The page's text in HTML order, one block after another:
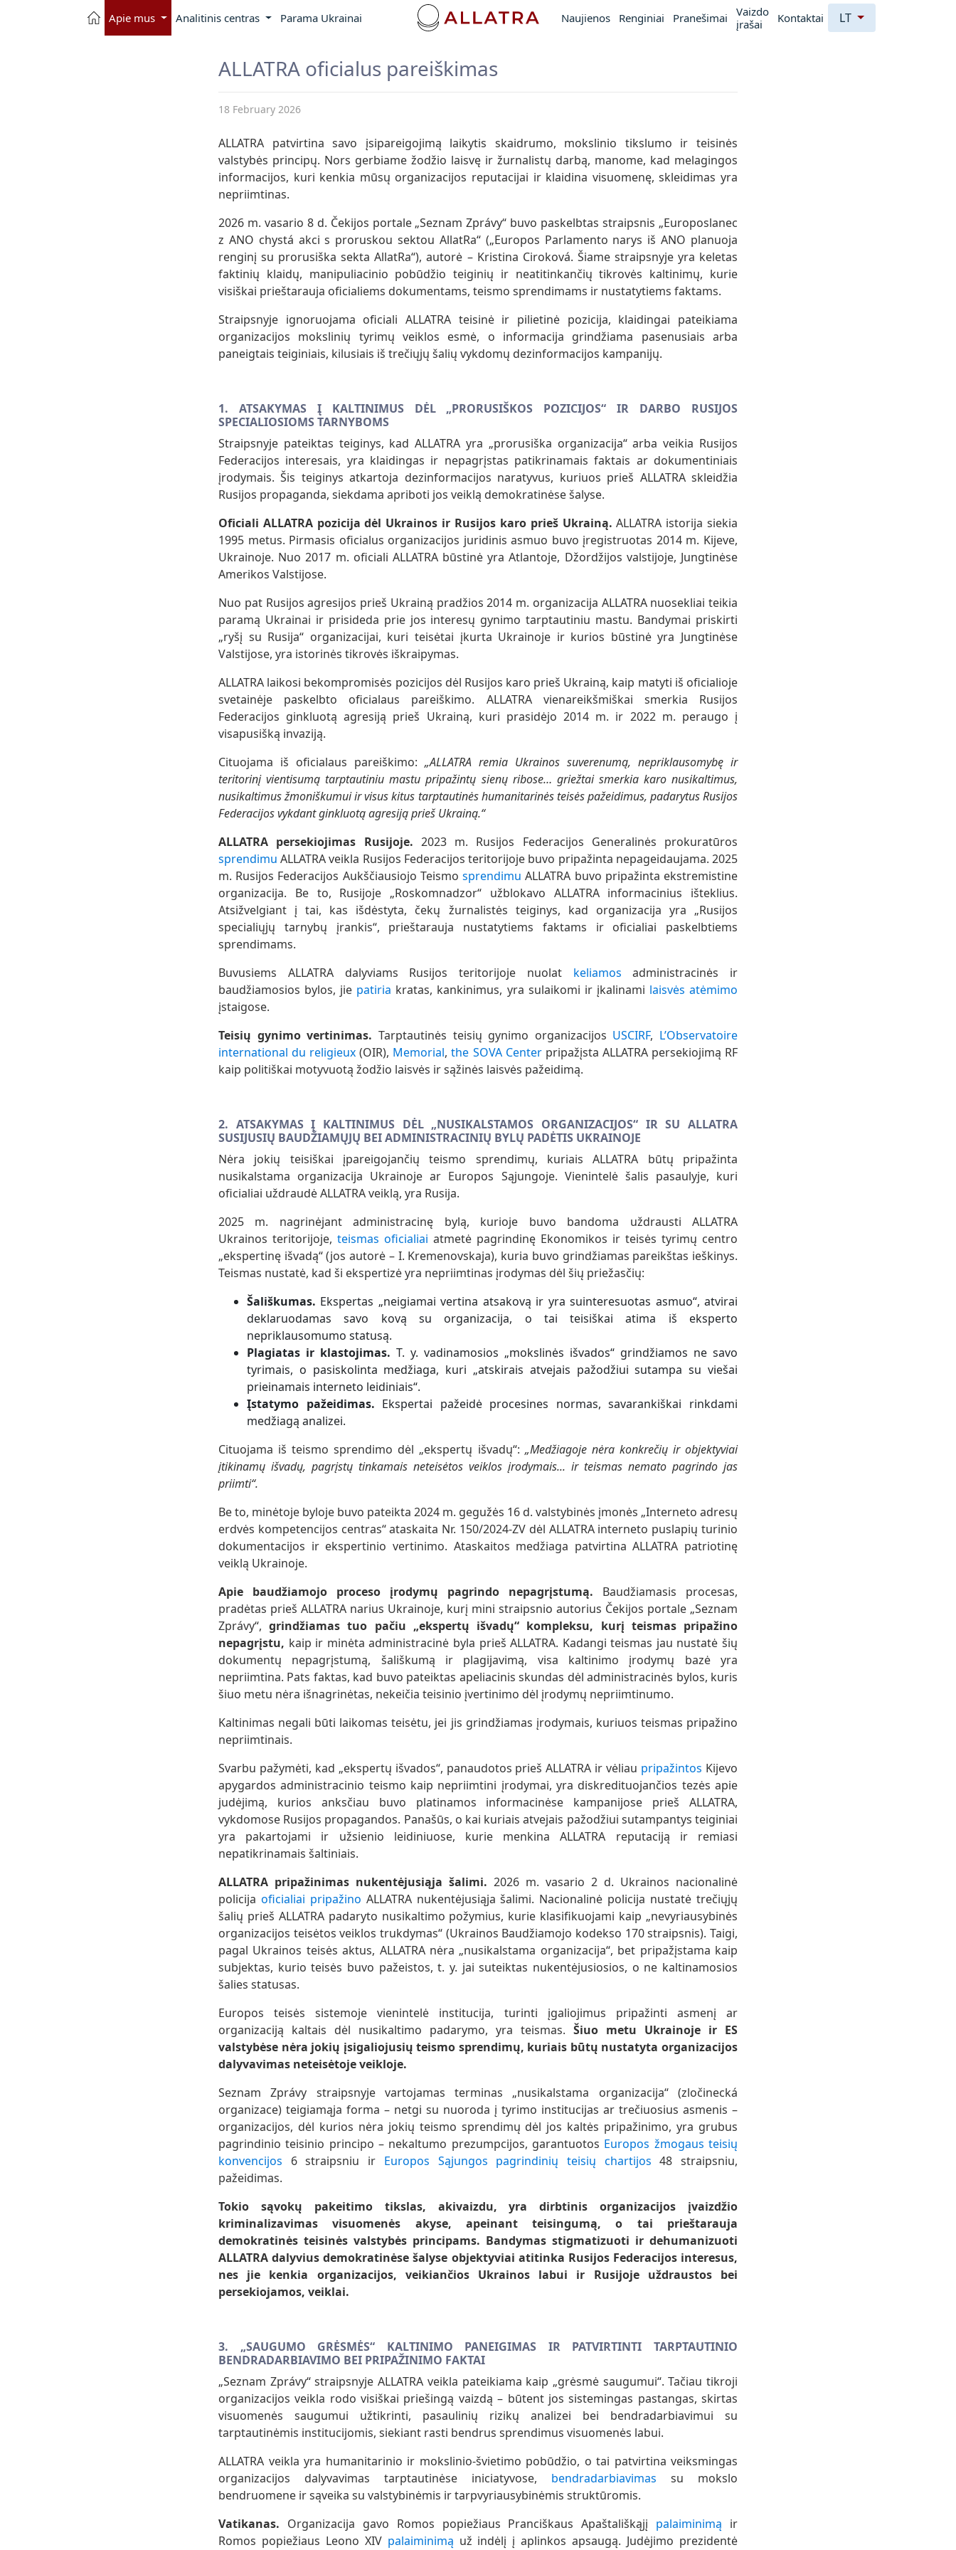
Apie mus Analitinis centras Parama Ukrainai Naujienos Renginiai Pranešimai
Vaizdo
įrašai
Kontaktai LT
ALLATRA oficialus pareiškimas
18 February 2026
ALLATRA patvirtina savo įsipareigojimą laikytis skaidrumo, mokslinio tikslumo ir teisinės
valstybės principų. Nors gerbiame žodžio laisvę ir žurnalistų darbą, manome, kad melagingos
informacijos, kuri kenkia mūsų organizacijos reputacijai ir klaidina visuomenę, skleidimas yra
nepriimtinas.
2026 m. vasario 8 d. Čekijos portale „Seznam Zprávy“ buvo paskelbtas straipsnis „Europoslanec
z ANO chystá akci s proruskou sektou AllatRa“ („Europos Parlamento narys iš ANO planuoja
renginį su prorusiška sekta AllatRa“), autorė – Kristina Ciroková. Šiame straipsnyje yra keletas
faktinių klaidų, manipuliacinio pobūdžio teiginių ir neatitinkančių tikrovės kaltinimų, kurie
visiškai prieštarauja oficialiems dokumentams, teismo sprendimams ir nustatytiems faktams.
Straipsnyje ignoruojama oficiali ALLATRA teisinė ir pilietinė pozicija, klaidingai pateikiama
organizacijos mokslinių tyrimų veiklos esmė, o informacija grindžiama pasenusiais arba
paneigtais teiginiais, kilusiais iš trečiųjų šalių vykdomų dezinformacijos kampanijų.
1. ATSAKYMAS Į KALTINIMUS DĖL „PRORUSIŠKOS POZICIJOS“ IR DARBO RUSIJOS
SPECIALIOSIOMS TARNYBOMS
Straipsnyje pateiktas teiginys, kad ALLATRA yra „prorusiška organizacija“ arba veikia Rusijos
Federacijos interesais, yra klaidingas ir nepagrįstas patikrinamais faktais ar dokumentiniais
įrodymais. Šis teiginys atkartoja dezinformacijos naratyvus, kuriuos prieš ALLATRA skleidžia
Rusijos propaganda, siekdama apriboti jos veiklą demokratinėse šalyse.
Oficiali ALLATRA pozicija dėl Ukrainos ir Rusijos karo prieš Ukrainą.ALLATRA istorija siekia
1995 metus. Pirmasis oficialus organizacijos juridinis asmuo buvo įregistruotas 2014 m. Kijeve,
Ukrainoje. Nuo 2017 m. oficiali ALLATRA būstinė yra Atlantoje, Džordžijos valstijoje, Jungtinėse
Amerikos Valstijose.
Nuo pat Rusijos agresijos prieš Ukrainą pradžios 2014 m. organizacija ALLATRA nuosekliai teikia
paramą Ukrainai ir prisideda prie jos interesų gynimo tarptautiniu mastu. Bandymai priskirti
„ryšį su Rusija“ organizacijai, kuri teisėtai įkurta Ukrainoje ir kurios būstinė yra Jungtinėse
Valstijose, yra istorinės tikrovės iškraipymas.
ALLATRA laikosi bekompromisės pozicijos dėl Rusijos karo prieš Ukrainą, kaip matyti iš oficialioje
svetainėje paskelbto oficialaus pareiškimo. ALLATRA vienareikšmiškai smerkia Rusijos
Federacijos ginkluotą agresiją prieš Ukrainą, kuri prasidėjo 2014 m. ir 2022 m. peraugo į
visapusišką invaziją.
Cituojama iš oficialaus pareiškimo: „ALLATRA remia Ukrainos suverenumą, nepriklausomybę ir
teritorinį vientisumą tarptautiniu mastu pripažintų sienų ribose… griežtai smerkia karo nusikaltimus,
nusikaltimus žmoniškumui ir visus kitus tarptautinės humanitarinės teisės pažeidimus, padarytus Rusijos
Federacijos vykdant ginkluotą agresiją prieš Ukrainą.“
ALLATRA persekiojimas Rusijoje. 2023 m. Rusijos Federacijos Generalinės prokuratūros
sprendimu ALLATRA veikla Rusijos Federacijos teritorijoje buvo pripažinta nepageidaujama. 2025
m. Rusijos Federacijos Aukščiausiojo Teismosprendimu ALLATRA buvo pripažinta ekstremistine
organizacija. Be to, Rusijoje „Roskomnadzor“ užblokavo ALLATRA informacinius išteklius.
Atsižvelgiant į tai, kas išdėstyta, čekų žurnalistės teiginys, kad organizacija yra „Rusijos
specialiųjų tarnybų įrankis“, prieštarauja nustatytiems faktams ir oficialiai paskelbtiems
sprendimams.
Buvusiems ALLATRA dalyviams Rusijos teritorijoje nuolatkeliamos administracinės ir
baudžiamosios bylos, jie patiria kratas, kankinimus, yra sulaikomi ir įkalinami laisvės atėmimo
įstaigose.
Teisių gynimo vertinimas. Tarptautinės teisių gynimo organizacijos USCIRF, L’Observatoire
international du religieux (OIR), Memorial, the SOVA Centerpripažįsta ALLATRA persekiojimą RF
kaip politiškai motyvuotą žodžio laisvės ir sąžinės laisvės pažeidimą.
2. ATSAKYMAS Į KALTINIMUS DĖL „NUSIKALSTAMOS ORGANIZACIJOS“ IR SU ALLATRA
SUSIJUSIŲ BAUDŽIAMŲJŲ BEI ADMINISTRACINIŲ BYLŲ PADĖTIS UKRAINOJE
Nėra jokių teisiškai įpareigojančių teismo sprendimų, kuriais ALLATRA būtų pripažinta
nusikalstama organizacija Ukrainoje ar Europos Sąjungoje. Vienintelė šalis pasaulyje, kuri
oficialiai uždraudė ALLATRA veiklą, yra Rusija.
2025 m. nagrinėjant administracinę bylą, kurioje buvo bandoma uždrausti ALLATRA
Ukrainos teritorijoje, teismas oficialiai atmetė pagrindinę Ekonomikos ir teisės tyrimų centro
„ekspertinę išvadą“ (jos autorė – I. Kremenovskaja), kuria buvo grindžiamas pareikštas ieškinys.
Teismas nustatė, kad ši ekspertizė yra nepriimtinas įrodymas dėl šių priežasčių:
Šališkumas. Ekspertas „neigiamai vertina atsakovą ir yra suinteresuotas asmuo“, atvirai
deklaruodamas savo kovą su organizacija, o tai teisiškai atima iš eksperto
nepriklausomumo statusą.
Plagiatas ir klastojimas. T. y. vadinamosios „mokslinės išvados“ grindžiamos ne savo
tyrimais, o pasiskolinta medžiaga, kuri „atskirais atvejais pažodžiui sutampa su viešai
prieinamais interneto leidiniais“.
Įstatymo pažeidimas. Ekspertai pažeidė procesines normas, savarankiškai rinkdami
medžiagą analizei.
Cituojama iš teismo sprendimo dėl „ekspertų išvadų“: „Medžiagoje nėra konkrečių ir objektyviai
įtikinamų išvadų, pagrįstų tinkamais neteisėtos veiklos įrodymais... ir teismas nemato pagrindo jas
priimti“.
Be to, minėtoje byloje buvo pateikta 2024 m. gegužės 16 d. valstybinės įmonės „Interneto adresų
erdvės kompetencijos centras“ ataskaita Nr. 150/2024-ZV dėl ALLATRA interneto puslapių turinio
dokumentacijos ir ekspertinio vertinimo. Ataskaitos medžiaga patvirtina ALLATRA patriotinę
veiklą Ukrainoje.
Apie baudžiamojo proceso įrodymų pagrindo nepagrįstumą. Baudžiamasis procesas,
pradėtas prieš ALLATRA narius Ukrainoje, kurį mini straipsnio autorius Čekijos portale „Seznam
Zprávy“, grindžiamas tuo pačiu „ekspertų išvadų“ kompleksu, kurį teismas pripažino
nepagrįstu, kaip ir minėta administracinė byla prieš ALLATRA. Kadangi teismas jau nustatė šių
dokumentų nepagrįstumą, šališkumą ir plagijavimą, visa kaltinimo įrodymų bazė yra
nepriimtina. Pats faktas, kad buvo pateiktas apeliacinis skundas dėl administracinės bylos, kuris
šiuo metu nėra išnagrinėtas, nekeičia teisinio įvertinimo dėl įrodymų nepriimtinumo.
Kaltinimas negali būti laikomas teisėtu, jei jis grindžiamas įrodymais, kuriuos teismas pripažino
nepriimtinais.
Svarbu pažymėti, kad „ekspertų išvados“, panaudotos prieš ALLATRA ir vėliau pripažintos Kijevo
apygardos administracinio teismo kaip nepriimtini įrodymai, yra diskredituojančios tezės apie
judėjimą, kurios anksčiau buvo platinamos informacinėse kampanijose prieš ALLATRA,
vykdomose Rusijos propagandos. Panašūs, o kai kuriais atvejais pažodžiui sutampantys teiginiai
yra pakartojami ir užsienio leidiniuose, kurie menkina ALLATRA reputaciją ir remiasi
nepatikrinamais šaltiniais.
ALLATRA pripažinimas nukentėjusiąja šalimi. 2026 m. vasario 2 d. Ukrainos nacionalinė
policija oficialiai pripažino ALLATRA nukentėjusiąja šalimi. Nacionalinė policija nustatė trečiųjų
šalių prieš ALLATRA padaryto nusikaltimo požymius, kurie klasifikuojami kaip „nevyriausybinės
organizacijos teisėtos veiklos trukdymas“ (Ukrainos Baudžiamojo kodekso 170 straipsnis). Taigi,
pagal Ukrainos teisės aktus, ALLATRA nėra „nusikalstama organizacija“, bet pripažįstama kaip
subjektas, kurio teisės buvo pažeistos, t. y. jai suteiktas nukentėjusiosios, o ne kaltinamosios
šalies statusas.
Europos teisės sistemoje vienintelė institucija, turinti įgaliojimus pripažinti asmenį ar
organizaciją kaltais dėl nusikaltimo padarymo, yra teismas. Šiuo metu Ukrainoje ir ES
valstybėse nėra jokių įsigaliojusių teismo sprendimų, kuriais būtų nustatyta organizacijos
dalyvavimas neteisėtoje veikloje.
Seznam Zprávy straipsnyje vartojamas terminas „nusikalstama organizacija“ (zločinecká
organizace) teigiamąja forma – netgi su nuoroda į tyrimo institucijas ar trečiuosius asmenis –
organizacijos, dėl kurios nėra jokių teismo sprendimų dėl jos kaltės pripažinimo, yra grubus
pagrindinio teisinio principo – nekaltumo prezumpcijos, garantuotos Europos žmogaus teisių
konvencijos 6 straipsniu ir Europos Sąjungos pagrindinių teisių chartijos 48 straipsniu,
pažeidimas.
Tokio sąvokų pakeitimo tikslas, akivaizdu, yra dirbtinis organizacijos įvaizdžio
kriminalizavimas visuomenės akyse, apeinant teisingumą, o tai prieštarauja
demokratinės teisinės valstybės principams. Bandymas stigmatizuoti ir dehumanizuoti
ALLATRA dalyvius demokratinėse šalyse objektyviai atitinka Rusijos Federacijos interesus,
nes jie kenkia organizacijos, veikiančios Ukrainos labui ir Rusijoje uždraustos bei
persekiojamos, veiklai.
3. „SAUGUMO GRĖSMĖS“ KALTINIMO PANEIGIMAS IR PATVIRTINTI TARPTAUTINIO
BENDRADARBIAVIMO BEI PRIPAŽINIMO FAKTAI
„Seznam Zprávy“ straipsnyje ALLATRA veikla pateikiama kaip „grėsmė saugumui“. Tačiau tikroji
organizacijos veikla rodo visiškai priešingą vaizdą – būtent jos sistemingas pastangas, skirtas
visuomenės saugumui užtikrinti, pasaulinių rizikų analizei bei bendradarbiavimui su
tarptautinėmis institucijomis, siekiant rasti bendrus sprendimus visuomenės labui.
ALLATRA veikla yra humanitarinio ir mokslinio-švietimo pobūdžio, o tai patvirtina veiksmingas
organizacijos dalyvavimas tarptautinėse iniciatyvose, bendradarbiavimas su mokslo
bendruomene ir sąveika su valstybinėmis ir tarpvyriausybinėmis struktūromis.
Vatikanas. Organizacija gavo Romos popiežiaus Pranciškaus Apaštališkąjį palaiminimą ir
Romos popiežiaus Leono XIVpalaiminimą už indėlį į aplinkos apsaugą. Judėjimo prezidentė